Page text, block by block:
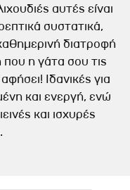
αυτές είναι
συστατικά,
διατροφή
η γάτα σου τις
Ιδανικές για
και ενεργή, ενώ
και ισχυρές